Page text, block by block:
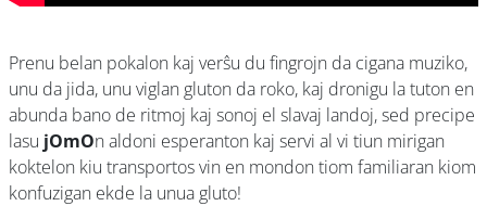
Prenu belan pokalon kaj verŝu du fingrojn da cigana muziko,
unu da jida, unu viglan gluton da roko, kaj dronigu la tuton en
abunda bano de ritmoj kaj sonoj el slavaj landoj, sed precipe
lasu jOmOn aldoni esperanton kaj servi al vi tiun mirigan
koktelon kiu transportos vin en mondon tiom familiaran kiom
konfuzigan ekde la unua gluto!